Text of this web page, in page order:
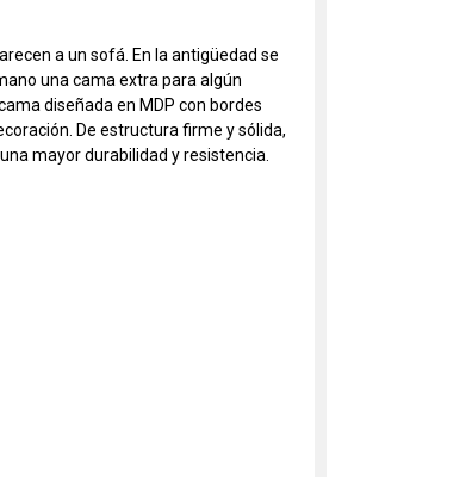
a un sofá. En la antigüedad se
una cama extra para algún
diseñada en MDP con bordes
De estructura firme y sólida,
mayor durabilidad y resistencia.